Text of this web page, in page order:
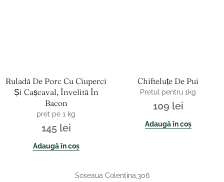
Ruladă De Porc Cu Ciuperci
Și Cașcaval, Învelită În
Bacon
pret pe 1 kg
145 lei
Adaugă în coș
Chifteluțe De Pui
Pretul pentru 1kg
109 lei
Adaugă în coș
Soseaua Colentina,306